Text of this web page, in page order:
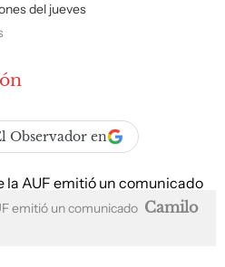
del jueves
Observador en
emitió un comunicado Camilo